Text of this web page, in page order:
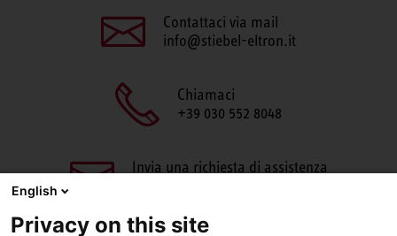
Contattaci via mail
info@stiebel-eltron.it
Chiamaci
+39 030 552 8048
Invia una richiesta di assistenza
English
Privacy on this site